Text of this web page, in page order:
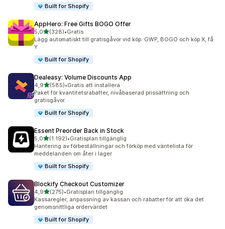
Built for Shopify
AppHero: Free Gifts BOGO Offer
5,0av 5 stjärnor
(328)
328 recensioner totalt
•Gratis
Lägg automatiskt till gratisgåvor vid köp: GWP, BOGO och köp X, få
Y
Built for Shopify
Dealeasy: Volume Discounts App
4,9av 5 stjärnor
(585)
585 recensioner totalt
•Gratis att installera
Paket för kvantitetsrabatter, nivåbaserad prissättning och
gratisgåvor.
Built for Shopify
Essent Preorder Back in Stock
5,0av 5 stjärnor
(1 192)
1192 recensioner totalt
•Gratisplan tillgänglig
Hantering av förbeställningar och förköp med väntelista för
meddelanden om åter i lager
Built for Shopify
Blockify Checkout Customizer
4,9av 5 stjärnor
(275)
275 recensioner totalt
•Gratisplan tillgänglig
Kassaregler, anpassning av kassan och rabatter för att öka det
genomsnittliga ordervärdet
Built for Shopify